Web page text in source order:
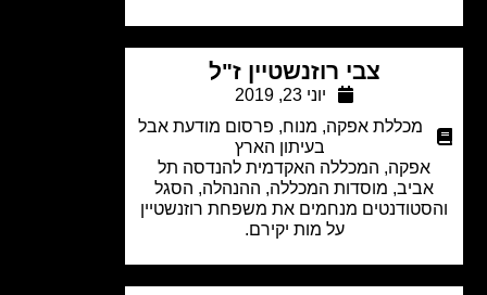
צבי רוזנשטיין ז"ל
מכללת אפקה,מנוח,פרסום מודעת אבל
בעיתון הארץ
אפקה, המכללה האקדמית להנדסה תל
מוסדות המכללה, ההנהלה, הסגל
מנחמים את משפחת רוזנשטיין
על מות יקירם.